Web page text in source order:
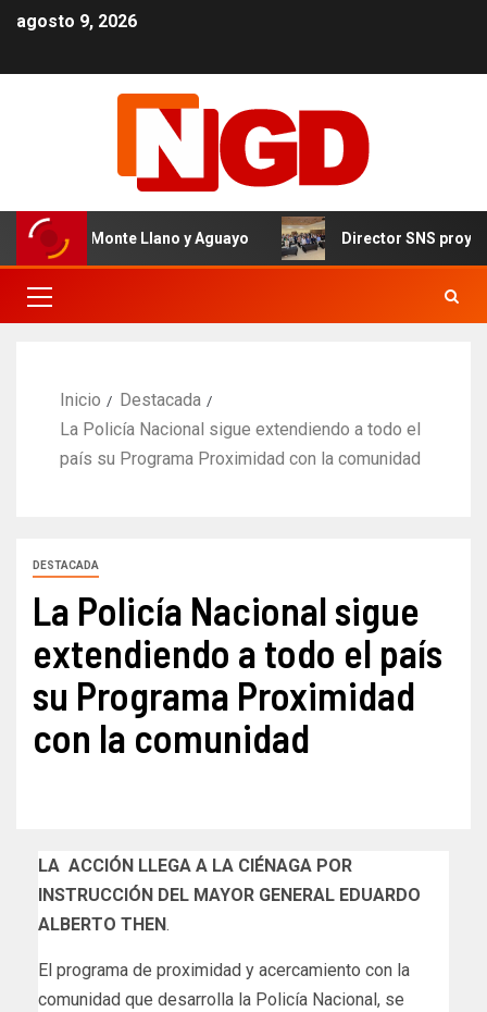
agosto 9, 2026
de Monte Llano y Aguayo Director SNS proyecta
Inicio
Destacada
La Policía Nacional sigue extendiendo a todo el
país su Programa Proximidad con la comunidad
DESTACADA
La Policía Nacional sigue
extendiendo a todo el país
su Programa Proximidad
con la comunidad
LA ACCIÓN LLEGA A LA CIÉNAGA POR
INSTRUCCIÓN DEL MAYOR GENERAL EDUARDO
ALBERTO THEN.
El programa de proximidad y acercamiento con la
comunidad que desarrolla la Policía Nacional, se